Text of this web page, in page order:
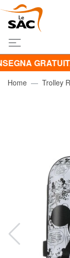
Home Trolley